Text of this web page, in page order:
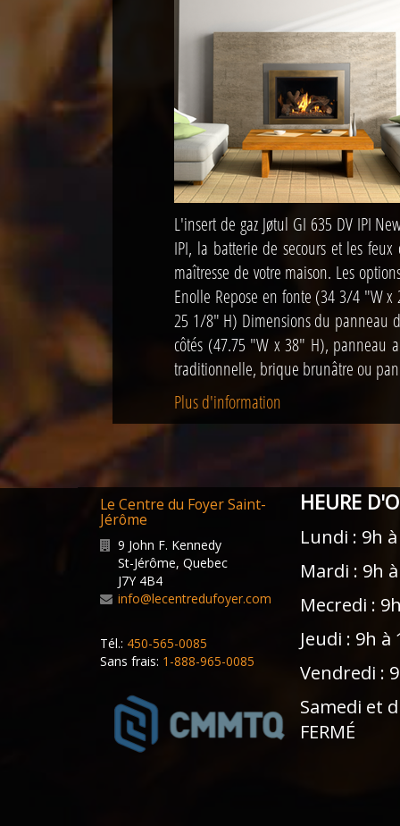
L'insert de gaz Jøtul GI 635 DV IPI
IPI, la batterie de secours et les
maîtresse de votre maison. Les
Enolle Repose en fonte (34 3/4 "W
25 1/8" H) Dimensions du panneau
côtés (47.75 "W x 38" H), panneau
traditionnelle, brique brunâtre ou
Plus d'information
Le Centre du Foyer Saint-
Jérôme
9 John F. Kennedy
St-Jérôme, Quebec
J7Y 4B4
info@lecentredufoyer.com
Tél.: 450-565-0085
Sans frais: 1-888-965-0085
HEURE
Lundi : 9h
Mardi : 9h
Mecredi :
Jeudi : 9h à
Vendredi :
Samedi et
FERMÉ